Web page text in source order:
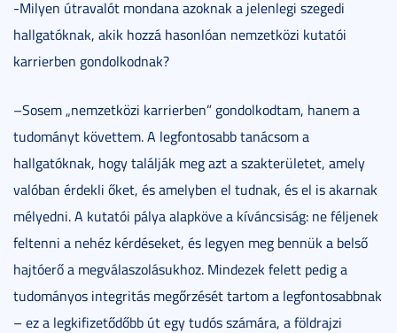
-Milyen útravalót mondana azoknak a jelenlegi szegedi
hallgatóknak, akik hozzá hasonlóan nemzetközi kutatói
karrierben gondolkodnak?
–Sosem „nemzetközi karrierben” gondolkodtam, hanem a
tudományt követtem. A legfontosabb tanácsom a
hallgatóknak, hogy találják meg azt a szakterületet, amely
valóban érdekli őket, és amelyben el tudnak, és el is akarnak
mélyedni. A kutatói pálya alapköve a kíváncsiság: ne féljenek
feltenni a nehéz kérdéseket, és legyen meg bennük a belső
hajtóerő a megválaszolásukhoz. Mindezek felett pedig a
tudományos integritás megőrzését tartom a legfontosabbnak
– ez a legkifizetődőbb út egy tudós számára, a földrajzi